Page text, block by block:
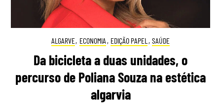
ALGARVE, ECONOMIA , EDIÇÃO PAPEL , SAÚDE
Da bicicleta a duas unidades, o
percurso de Poliana Souza na estética
algarvia